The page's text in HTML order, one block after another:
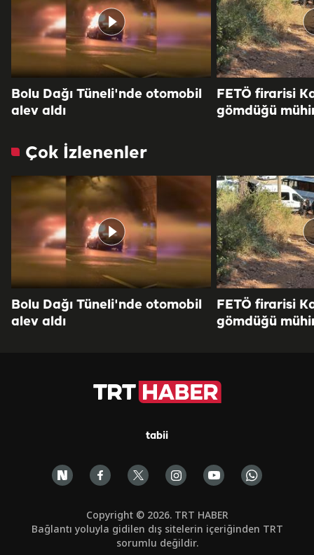
Bolu Dağı Tüneli'nde otomobil
alev aldı
FETÖ firarisi
gömdüğü
Çok İzlenenler
Bolu Dağı Tüneli'nde otomobil
alev aldı
FETÖ firarisi
gömdüğü
tabii
Copyright © 2026. TRT HABER
Bağlantı yoluyla gidilen dış sitelerin içeriğinden TRT
sorumlu değildir.